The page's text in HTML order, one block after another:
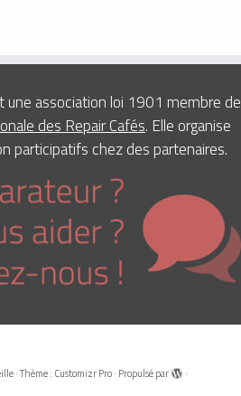
une association loi 1901 membre de
des Repair Cafés. Elle organise
participatifs chez des partenaires.
·Thème : Customizr Pro· Propulsé par ·